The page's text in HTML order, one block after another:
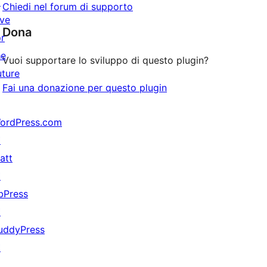
Chiedi nel forum di supporto
Dona
Vuoi supportare lo sviluppo di questo plugin?
Fai una donazione per questo plugin